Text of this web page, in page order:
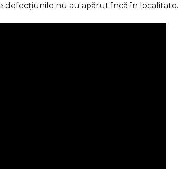
defecțiunile nu au apărut încă în localitate.